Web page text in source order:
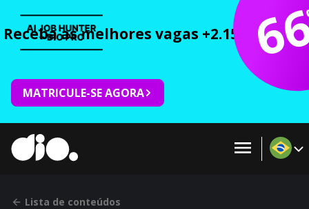
Receba as melhores vagas +2.150 cursos
MATRICULE-SE AGORA
Lista de conteúdos